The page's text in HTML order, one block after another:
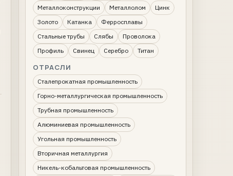
Металлоконструкции
Металлолом
Цинк
Золото
Катанка
Ферросплавы
Стальные трубы
Слябы
Проволока
Профиль
Свинец Серебро Титан
ОТРАСЛИ
Сталепрокатная промышленность
Горно-металлургическая промышленность
Трубная промышленность
Алюминиевая промышленность
Угольная промышленность
Вторичная металлургия
Никель-кобальтовая промышленность